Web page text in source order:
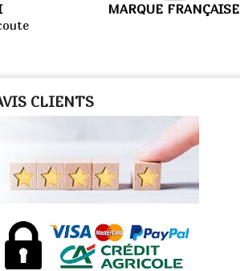
MARQUE FRANÇAISE
CLIENTS